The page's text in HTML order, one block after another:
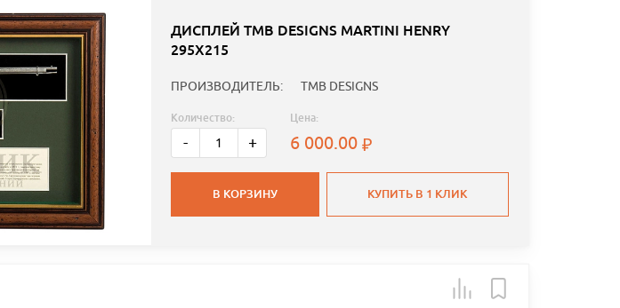
ДИСПЛЕЙ TMB DESIGNS MARTINI HENRY
295Х215
ПРОИЗВОДИТЕЛЬ: TMB DESIGNS
Количество:
- +
Цена:
6 000.00
В КОРЗИНУ КУПИТЬ В 1 КЛИК